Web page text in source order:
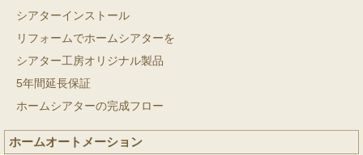
シアターインストール
リフォームでホームシアターを
シアター工房オリジナル製品
5年間延長保証
ホームシアターの完成フロー
ホームオートメーション